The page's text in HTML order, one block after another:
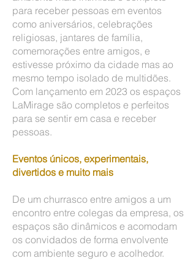
para receber pessoas em eventos
como aniversários, celebrações
religiosas, jantares de família,
comemorações entre amigos, e
estivesse próximo da cidade mas ao
mesmo tempo isolado de multidões.
Com lançamento em 2023 os espaços
LaMirage são completos e perfeitos
para se sentir em casa e receber
pessoas.
Eventos únicos, experimentais,
divertidos e muito mais
De um churrasco entre amigos a um
encontro entre colegas da empresa, os
espaços são dinâmicos e acomodam
os convidados de forma envolvente
com ambiente seguro e acolhedor.